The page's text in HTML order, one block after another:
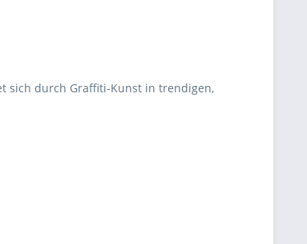
sich durch Graffiti-Kunst in trendigen,